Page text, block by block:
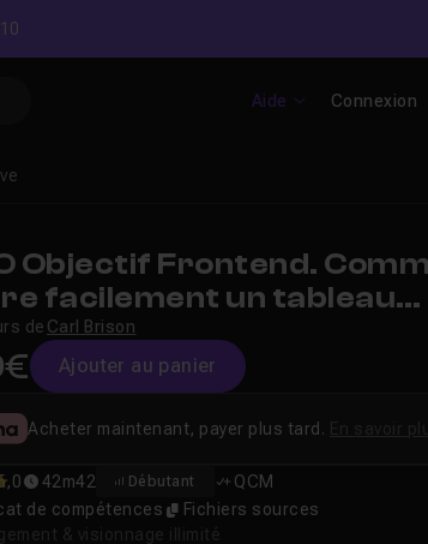
Aide Connexion
Objectif Frontend.
facilement un tableau
de Carl Brison
Ajouter au panier
42m42 Débutant
QCM
de compétences
Fichiers sources
Acheter maintenant, payer plus tard.